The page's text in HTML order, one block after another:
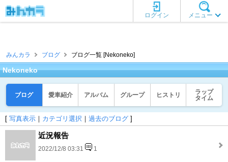
メニュー
ログイン
みんカラ ブログ ブログ一覧 [Nekoneko]
Nekoneko
ブログ 愛車紹介 アルバム グループ ヒストリ
ラップ
タイム
[ 写真表示 ｜ カテゴリ選択 ｜ 過去のブログ ]
近況報告
2022/12/8 03:31 1